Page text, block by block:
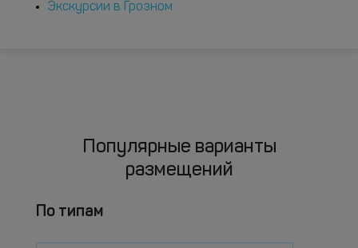
Экскурсии в Грозном
Популярные варианты
размещений
По типам